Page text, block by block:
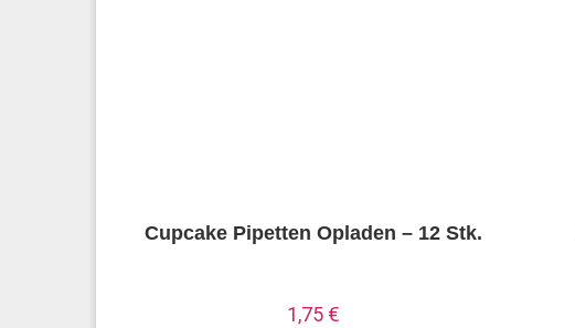
Cupcake Pipetten Opladen – 12 Stk.
1,75 €